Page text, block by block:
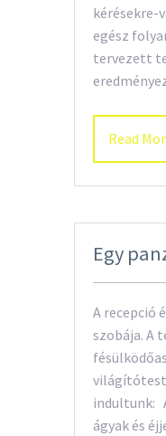
kérésekre-
egész
tervezett
Read
Egy
A recepció
szobája. A
indultunk:
ágyak és